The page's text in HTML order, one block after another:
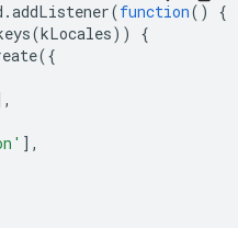
.addListener(function()
{
(kLocales))
{
({
],